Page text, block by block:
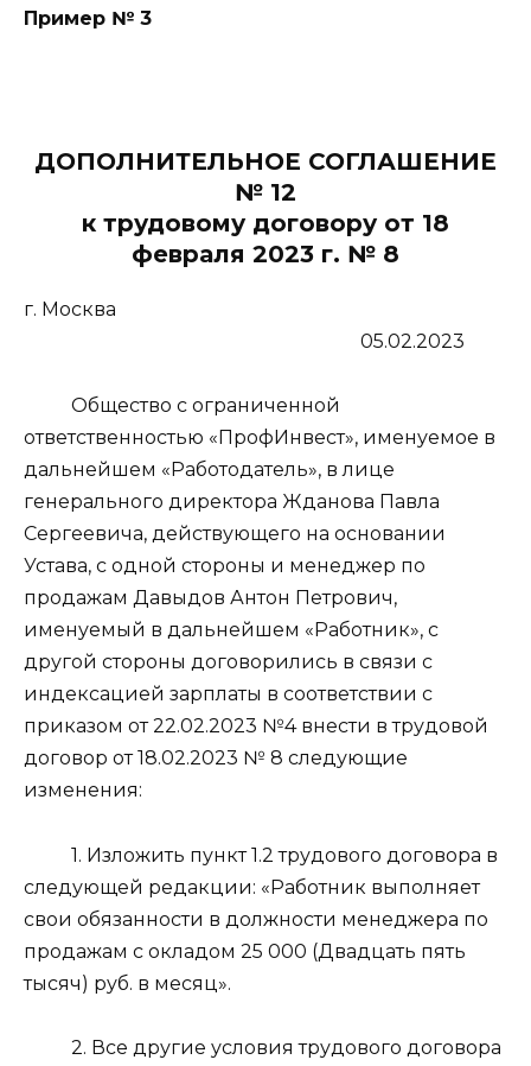
Пример № 3
ДОПОЛНИТЕЛЬНОЕ СОГЛАШЕНИЕ
№ 12
к трудовому договору от 18
февраля 2023 г. № 8
г. Москва
05.02.2023
Общество с ограниченной
ответственностью «ПрофИнвест», именуемое в
дальнейшем «Работодатель», в лице
генерального директора Жданова Павла
Сергеевича, действующего на основании
Устава, с одной стороны и менеджер по
продажам Давыдов Антон Петрович,
именуемый в дальнейшем «Работник», с
другой стороны договорились в связи с
индексацией зарплаты в соответствии с
приказом от 22.02.2023 №4 внести в трудовой
договор от 18.02.2023 № 8 следующие
изменения:
1. Изложить пункт 1.2 трудового договора в
следующей редакции: «Работник выполняет
свои обязанности в должности менеджера по
продажам с окладом 25 000 (Двадцать пять
тысяч) руб. в месяц».
2. Все другие условия трудового договора